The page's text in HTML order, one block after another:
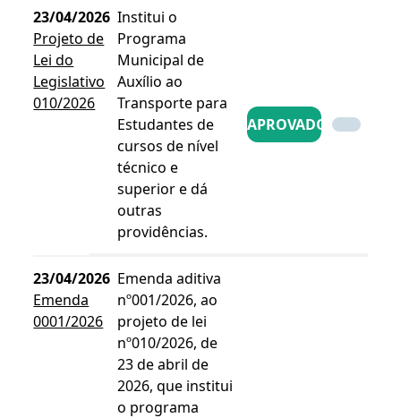
23/04/2026
Projeto de
Lei do
Legislativo
010/2026
Institui o
Programa
Municipal de
Auxílio ao
Transporte para
Estudantes de
cursos de nível
técnico e
superior e dá
outras
providências.
APROVADO
23/04/2026
Emenda
0001/2026
Emenda aditiva
nº001/2026, ao
projeto de lei
nº010/2026, de
23 de abril de
2026, que institui
o programa